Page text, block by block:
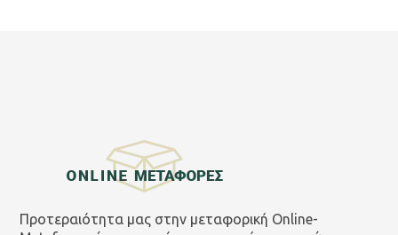
Προτεραιότητα μας στην μεταφορική Online-